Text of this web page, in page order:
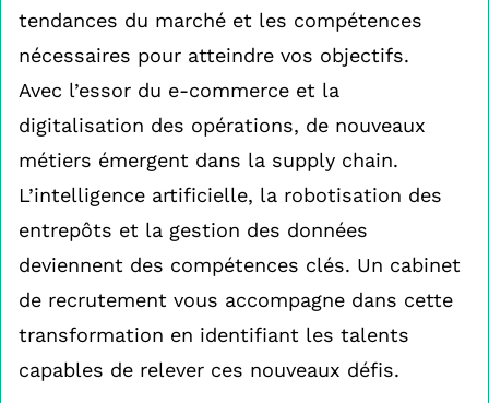
tendances du marché et les compétences
nécessaires pour atteindre vos objectifs.
Avec l’essor du e-commerce et la
digitalisation des opérations, de nouveaux
métiers émergent dans la supply chain.
L’intelligence artificielle, la robotisation des
entrepôts et la gestion des données
deviennent des compétences clés. Un cabinet
de recrutement vous accompagne dans cette
transformation en identifiant les talents
capables de relever ces nouveaux défis.